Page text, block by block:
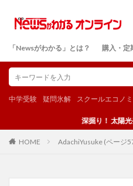
「Newsがわかる」とは？ 購入・定
中学受験 疑問氷解 スクールエコノ
深掘り！ 太陽光
HOME AdachiYusuke (ページ
検